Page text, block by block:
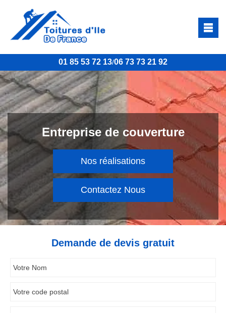
01 85 53 72 13/06 73 73 21 92
Entreprise de couverture
Nos réalisations
Contactez Nous
Demande de devis gratuit